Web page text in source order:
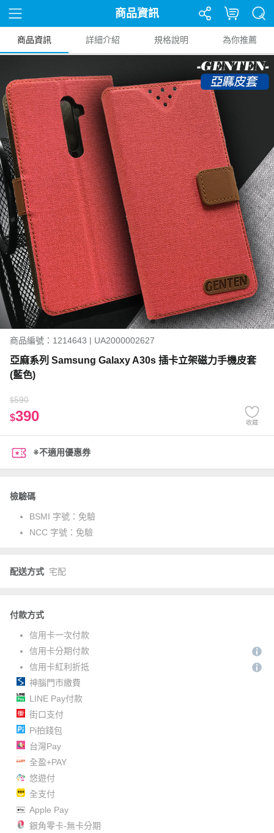
商品資訊
商品資訊 詳細介紹 規格說明 為你推薦
商品編號：1214643 | UA2000002627
亞麻系列 Samsung Galaxy A30s 插卡立架磁力手機皮套
(藍色)
$590
$390 收藏
※不適用優惠券
檢驗碼
BSMI 字號： 免驗
NCC 字號： 免驗
配送方式 宅配
付款方式
信用卡一次付款
信用卡分期付款
信用卡紅利折抵
神腦門市繳費
LINE Pay付款
街口支付
Pi拍錢包
台灣Pay
全盈+PAY
悠遊付
全支付
Apple Pay
銀角零卡-無卡分期